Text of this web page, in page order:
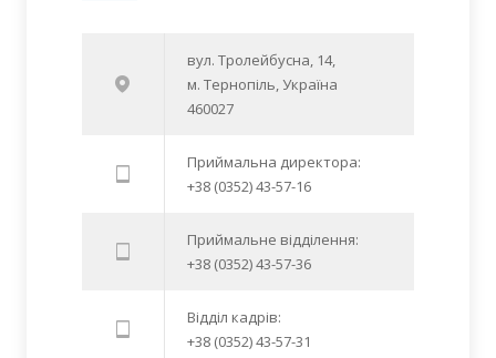
вул. Тролейбусна, 14,
м. Тернопіль, Україна
460027
Приймальна директора:
+38 (0352) 43-57-16
Приймальне відділення:
+38 (0352) 43-57-36
Відділ кадрів:
+38 (0352) 43-57-31